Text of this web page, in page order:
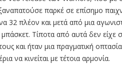
παρκέ σε επίσημο
32 πλέον και μετά από μια
Τίποτα από αυτά δεν είχε
και ήταν μια πραγματική
να κινείται με τέτοια αρμονία.